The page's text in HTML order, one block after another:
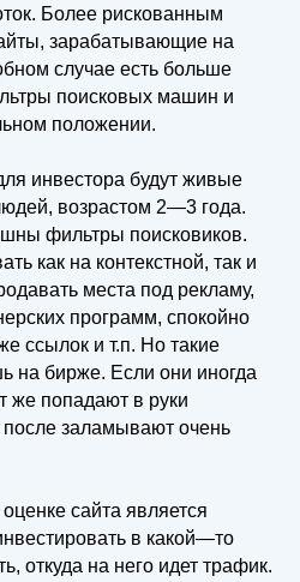
Более рискованным
зарабатывающие на
случае есть больше
поисковых машин и
положении.
инвестора будут живые
возрастом 2—3 года.
фильтры поисковиков.
как на контекстной, так и
места под рекламу,
программ, спокойно
ссылок и т.п. Но такие
на бирже. Если они иногда
же попадают в руки
заламывают очень
сайта является
в какой—то
откуда на него идет трафик.
07-78
данных
данных
вычета